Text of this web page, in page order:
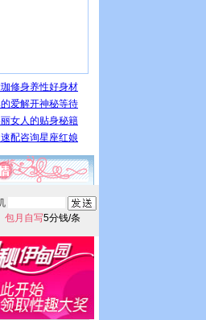
包月自写5分钱/条